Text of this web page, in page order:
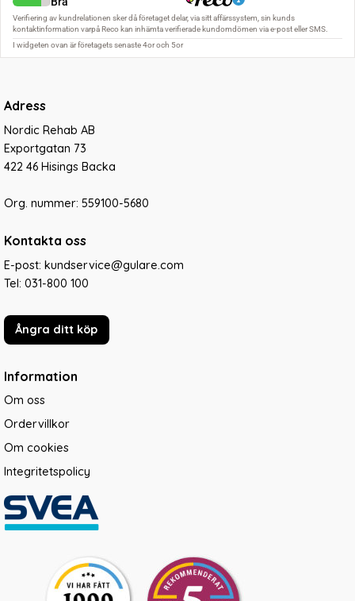
Adress
Nordic Rehab AB
Exportgatan 73
422 46 Hisings Backa
Org. nummer: 559100-5680
Kontakta oss
E-post: kundservice@gulare.com
Tel: 031-800 100
Ångra ditt köp
Information
Om oss
Ordervillkor
Om cookies
Integritetspolicy